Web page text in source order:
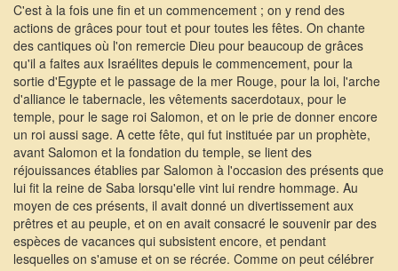
C'est à la fois une fin et un commencement ; on y rend des
actions de grâces pour tout et pour toutes les fêtes. On chante
des cantiques où l'on remercie Dieu pour beaucoup de grâces
qu'il a faites aux Israélites depuis le commencement, pour la
sortie d'Egypte et le passage de la mer Rouge, pour la loi, l'arche
d'alliance le tabernacle, les vêtements sacerdotaux, pour le
temple, pour le sage roi Salomon, et on le prie de donner encore
un roi aussi sage. A cette fête, qui fut instituée par un prophète,
avant Salomon et la fondation du temple, se lient des
réjouissances établies par Salomon à l'occasion des présents que
lui fit la reine de Saba lorsqu'elle vint lui rendre hommage. Au
moyen de ces présents, il avait donné un divertissement aux
prêtres et au peuple, et on en avait consacré le souvenir par des
espèces de vacances qui subsistent encore, et pendant
lesquelles on s'amuse et on se récrée. Comme on peut célébrer